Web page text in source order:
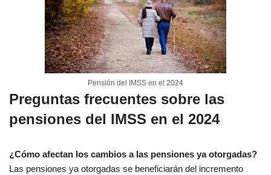
Pensión del IMSS en el 2024
Preguntas frecuentes sobre las
pensiones del IMSS en el 2024
¿Cómo afectan los cambios a las pensiones ya otorgadas?
Las pensiones ya otorgadas se beneficiarán del incremento